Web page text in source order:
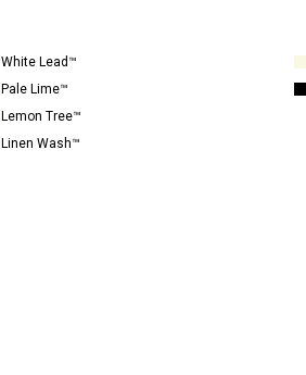
White Lead™
Pale Lime™
Lemon Tree™
Linen Wash™